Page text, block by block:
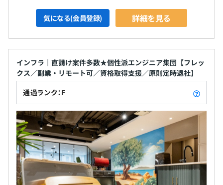
★安心のチーム体制／1人での常駐案件はありません！
通常は3～5名のチーム編制ですが、10～15名（パートナ
気になる(会員登録) 詳細を見る
インフラ｜直請け案件多数★個性派エンジニア集団【フレッ
クス／副業・リモート可／資格取得支援／原則定時退社】
通過ランク：F